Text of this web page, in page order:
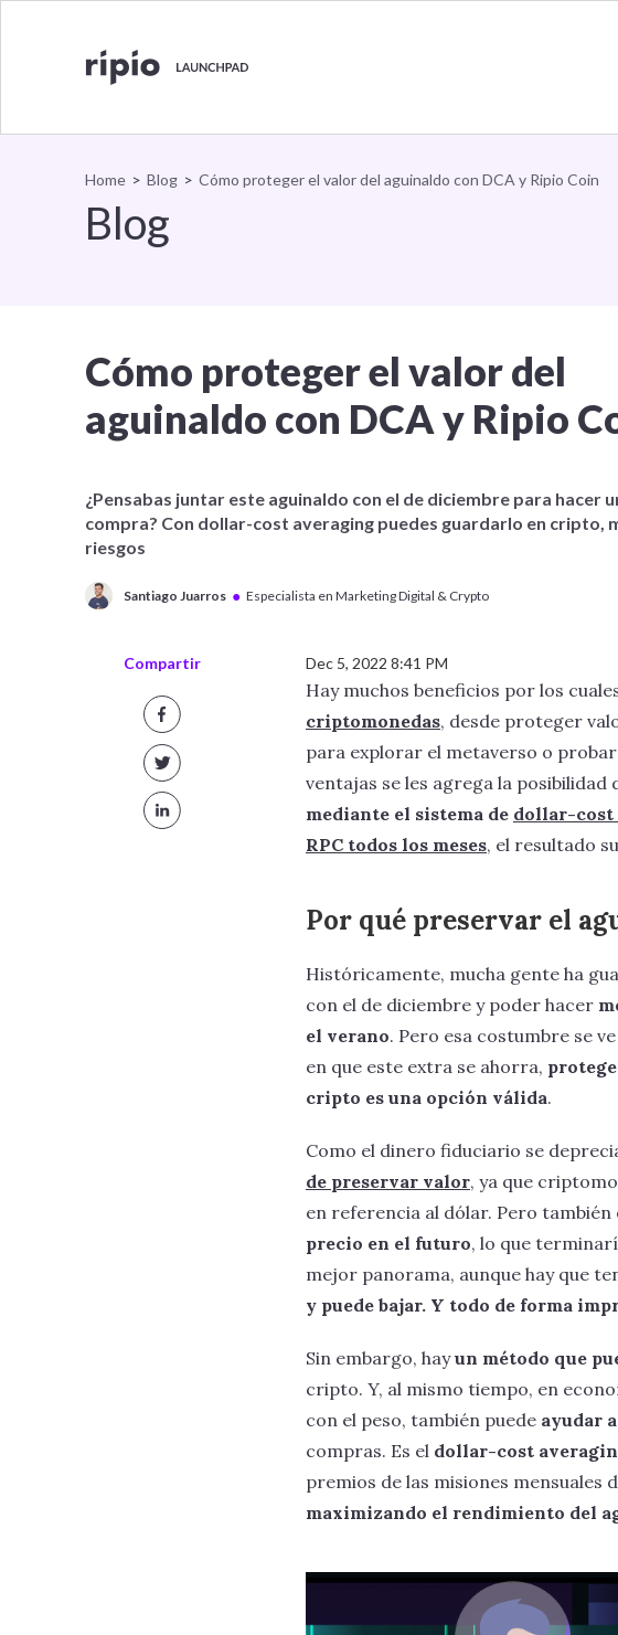
Volver al inicio
Home > Blog > Cómo proteger el valor del aguinaldo con DCA y Ripio Coin
Blog
Cómo proteger el valor del
aguinaldo con DCA y Ripio
¿Pensabas juntar este aguinaldo con el de diciembre para hacer
compra? Con dollar-cost averaging puedes guardarlo en cripto,
riesgos
Santiago Juarros ● Especialista en Marketing Digital & Crypto
Compartir Dec 5, 2022 8:41 PM
Hay muchos beneficios por los
criptomonedas, desde proteger
para explorar el metaverso o
ventajas se les agrega la posibilidad
mediante el sistema de dollar-cost
RPC todos los meses, el resultado
Por qué preservar el
Históricamente, mucha gente ha
con el de diciembre y poder hacer
el verano. Pero esa costumbre se
en que este extra se ahorra,
cripto es una opción válida.
Como el dinero fiduciario se
de preservar valor, ya que
en referencia al dólar. Pero también
precio en el futuro, lo que
mejor panorama, aunque hay que
y puede bajar. Y todo de forma
Sin embargo, hayun método que
cripto. Y, al mismo tiempo, en
con el peso, también puede ayudar
compras. Es el dollar-cost
premios de las misiones mensuales
maximizando el rendimiento del